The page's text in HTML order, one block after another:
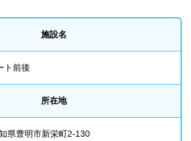
施設名
ト前後
所在地
県豊明市新栄町2-130